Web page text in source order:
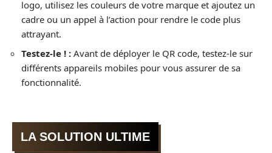
logo, utilisez les couleurs de votre marque et ajoutez un
cadre ou un appel à l’action pour rendre le code plus
attrayant.
Testez-le ! : Avant de déployer le QR code, testez-le sur
différents appareils mobiles pour vous assurer de sa
fonctionnalité.
LA SOLUTION ULTIME